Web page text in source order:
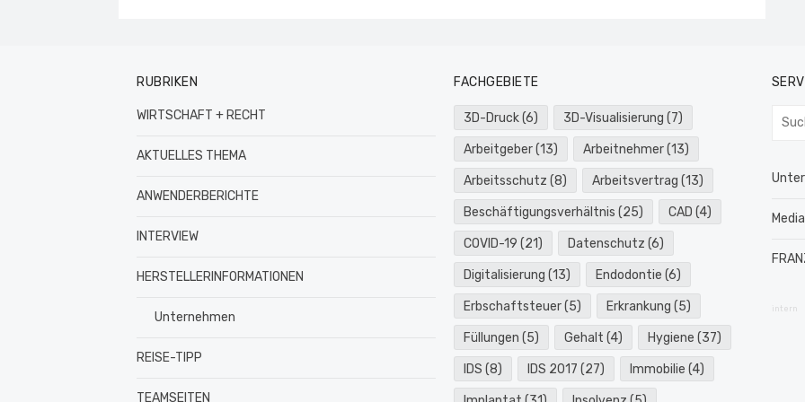
RUBRIKEN
WIRTSCHAFT + RECHT
AKTUELLES THEMA
ANWENDERBERICHTE
INTERVIEW
HERSTELLERINFORMATIONEN
Unternehmen
REISE-TIPP
TEAMSEITEN
FACHGEBIETE
3D-Druck(6) 3D-Visualisierung (7)
Arbeitgeber(13) Arbeitnehmer(13)
Arbeitsschutz (8) Arbeitsvertrag (13)
Beschäftigungsverhältnis (25) CAD (4)
COVID-19 (21) Datenschutz (6)
Digitalisierung (13) Endodontie (6)
Erbschaftsteuer(5) Erkrankung (5)
Füllungen (5) Gehalt (4) Hygiene (37)
IDS (8) IDS 2017 (27) Immobilie (4)
intern